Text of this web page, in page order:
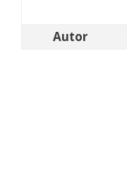
Autor